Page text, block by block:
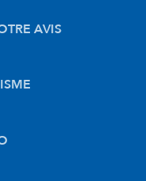
AVIS